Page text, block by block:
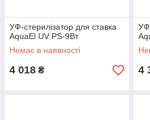
УФ-стерилізатор для ставка
AquaEl UV PS-9Вт
Немає в наявності
4 018 ₴ 4